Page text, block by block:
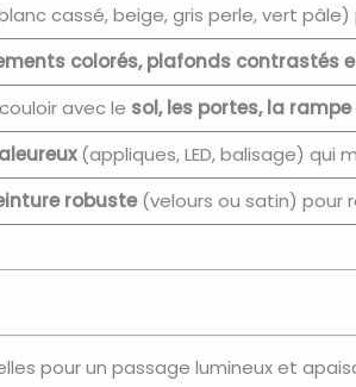
cassé, beige, gris perle, vert
colorés, plafonds contrastés
avec le sol, les portes, la rampe
(appliques, LED, balisage) qui
robuste(velours ou satin) pour
pour un passage lumineux et